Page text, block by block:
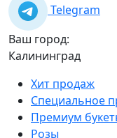
Telegram
Ваш город:
Калининград
Хит продаж
Специальное
Премиум
Розы